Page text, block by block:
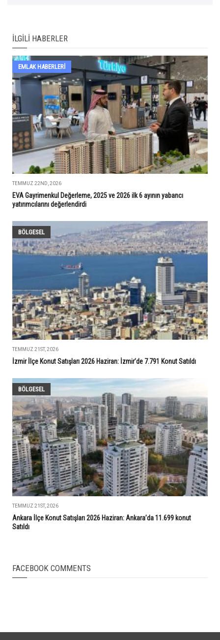
İLGILI HABERLER
EMLAK HABERLERI
TEMMUZ 22ND, 2026
EVA Gayrimenkul Değerleme, 2025 ve 2026 ilk 6 ayının yabancı
yatırımcılarını değerlendirdi
BÖLGESEL
TEMMUZ 21ST, 2026
İzmir İlçe Konut Satışları 2026 Haziran: İzmir’de 7.791 Konut Satıldı
BÖLGESEL
TEMMUZ 21ST, 2026
Ankara İlçe Konut Satışları 2026 Haziran: Ankara’da 11.699 konut
Satıldı
FACEBOOK COMMENTS